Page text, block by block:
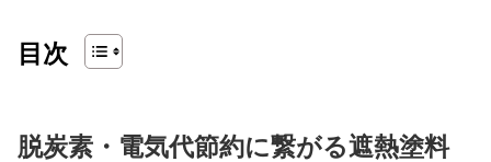
目次
脱炭素・電気代節約に繋がる遮熱塗料